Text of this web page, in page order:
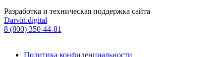
Разработка и техническая поддержка сайта
Darvin.digital
8 (800) 350-44-81
Политика конфиденциальности